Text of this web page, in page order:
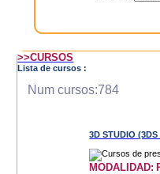
>>CURSOS
Lista de cursos :
Num cursos:784
3D STUDIO (3DS
MODALIDAD: